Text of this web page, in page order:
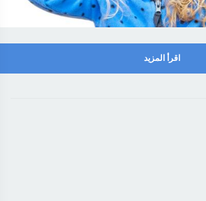
اقرأ المزيد